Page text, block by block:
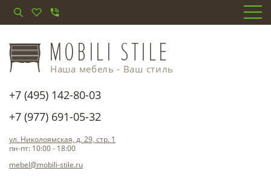
Наша мебель - Ваш стиль
+7 (495) 142-80-03
+7 (977) 691-05-32
ул. Николоямская, д. 29, стр. 1
пн-пт: 10:00 - 18:00
mebel@mobili-stile.ru